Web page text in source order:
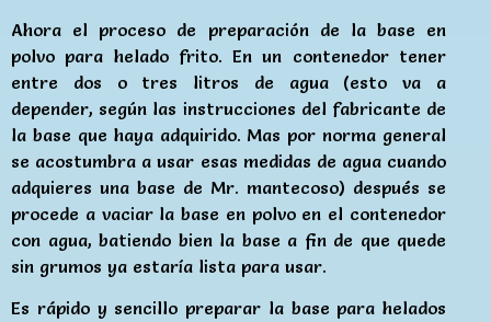
Ahora el proceso de preparación de la base en
polvo para helado frito. En un contenedor tener
entre dos o tres litros de agua (esto va a
depender, según las instrucciones del fabricante de
la base que haya adquirido. Mas por norma general
se acostumbra a usar esas medidas de agua cuando
adquieres una base de Mr. mantecoso) después se
procede a vaciar la base en polvo en el contenedor
con agua, batiendo bien la base a fin de que quede
sin grumos ya estaría lista para usar.
Es rápido y sencillo preparar la base para helados